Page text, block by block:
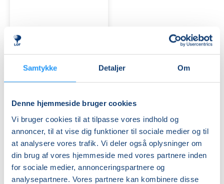
Samtykke Detaljer Om
Denne hjemmeside bruger cookies
Vi bruger cookies til at tilpasse vores indhold og
annoncer, til at vise dig funktioner til sociale medier og til
at analysere vores trafik. Vi deler også oplysninger om
din brug af vores hjemmeside med vores partnere inden
for sociale medier, annonceringspartnere og
analysepartnere. Vores partnere kan kombinere disse
FVU
Digital
-
og
tablet
(android)
trin
1-
3
ons. 05.08.2026, 08.45
Viborg
Maria Jørgensen